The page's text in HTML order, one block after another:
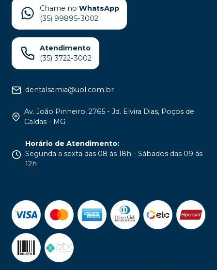
Chame no WhatsApp
(35) 99895-3002
Atendimento
(35) 3722-3002
dentalsamia@uol.com.br
Av. João Pinheiro, 2765 - Jd. Elvira Dias, Poços de
Caldas - MG
Horário de Atendimento:
Segunda a sexta das 08 às 18h - Sábados das 09 às
12h